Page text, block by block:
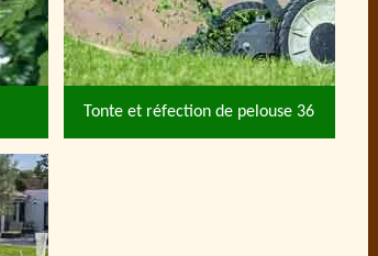
Tonte et réfection de pelouse 36